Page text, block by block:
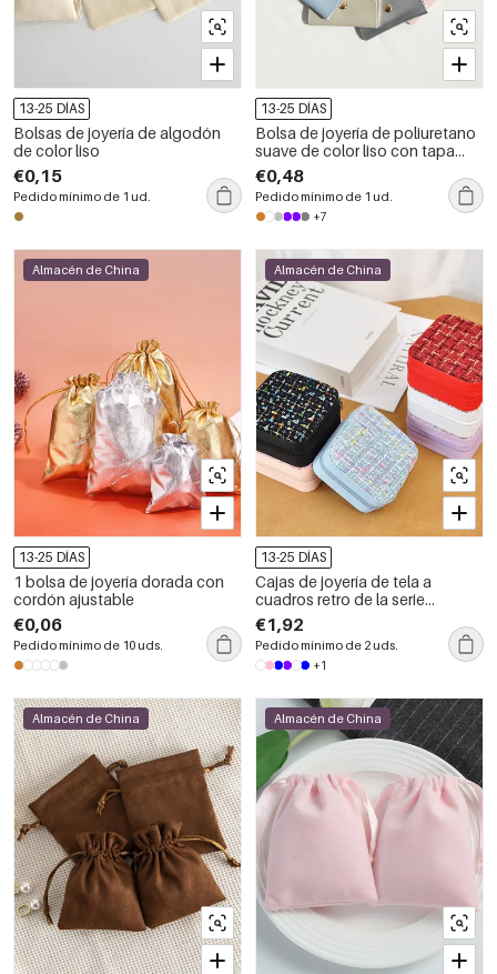
13-25 DÍAS
Bolsas de joyería de algodón
de color liso
€0,15
Pedido mínimo de 1 ud.
13-25 DÍAS
Bolsa de joyería de poliuretano
suave de color liso con tapa
abatible (1 unidad)
€0,48
Pedido mínimo de 1 ud.
+7
Almacén de China
13-25 DÍAS
1 bolsa de joyería dorada con
cordón ajustable
€0,06
Pedido mínimo de 10 uds.
Almacén de China
13-25 DÍAS
Cajas de joyería de tela a
cuadros retro de la serie
romántica
€1,92
Pedido mínimo de 2 uds.
+1
Almacén de China Almacén de China